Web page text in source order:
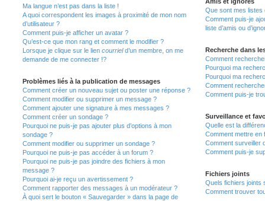
Ma langue n’est pas dans la liste !
A quoi correspondent les images à proximité de mon nom
d’utilisateur ?
Comment puis-je afficher un avatar ?
Qu’est-ce que mon rang et comment le modifier ?
Lorsque je clique sur le lien courrield’un membre, on me
demande de me connecter !?
Problèmes liés à la publication de messages
Comment créer un nouveau sujet ou poster une réponse ?
Comment modifier ou supprimer un message ?
Comment ajouter une signature à mes messages ?
Comment créer un sondage ?
Pourquoi ne puis-je pas ajouter plus d’options à mon
sondage ?
Comment modifier ou supprimer un sondage ?
Pourquoi ne puis-je pas accéder à un forum ?
Pourquoi ne puis-je pas joindre des fichiers à mon
message ?
Pourquoi ai-je reçu un avertissement ?
Comment rapporter des messages à un modérateur ?
À quoi sert le bouton « Sauvegarder » dans la page de
Que sont mes listes
Comment puis-je
liste d’amis ou
Recherche dans
Comment
Pourquoi ma
Pourquoi ma
Comment
Comment puis-je
Surveillance et
Quelle est la
Comment mettre en
Comment surveiller
Comment puis-je
Fichiers joints
Quels fichiers joints
Comment trouver